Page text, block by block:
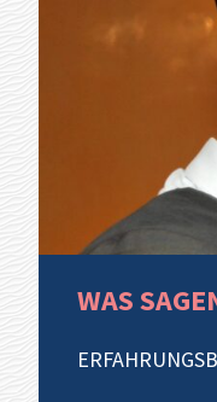
Dozierenden
Kommilitonen
Netzwerk
WAS